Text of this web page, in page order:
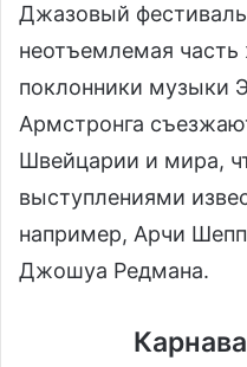
Джазовый фестиваль
неотъемлемая
поклонники музыки
Армстронга
Швейцарии и мира,
выступлениями
например, Арчи
Джошуа Редмана.